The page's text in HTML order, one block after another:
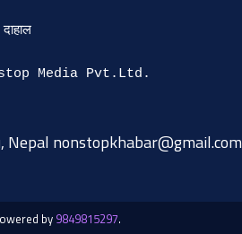
Nepal nonstopkhabar@gmail.com
by9849815297.